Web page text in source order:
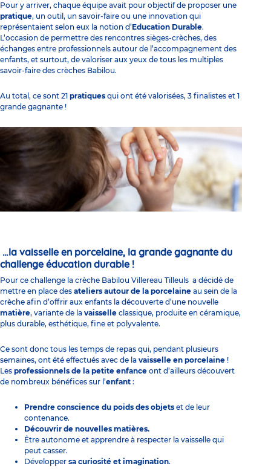
Pour y arriver, chaque équipe avait pour objectif de proposer une
pratique, un outil, un savoir-faire ou une innovation qui
représentaient selon eux la notion d’Education Durable.
L’occasion de permettre des rencontres sièges-crèches, des
échanges entre professionnels autour de l’accompagnement des
enfants, et surtout, de valoriser aux yeux de tous les multiples
savoir-faire des crèches Babilou.
Au total, ce sont 21 pratiques qui ont été valorisées, 3 finalistes et 1
grande gagnante !
…la vaisselle en porcelaine, la grande gagnante du
challenge éducation durable !
Pour ce challenge la crèche Babilou Villereau Tilleuls a décidé de
mettre en place des ateliers autour de la porcelaine au sein de la
crèche afin d’offrir aux enfants la découverte d’une nouvelle
matière, variante de la vaisselle classique, produite en céramique,
plus durable, esthétique, fine et polyvalente.
Ce sont donc tous les temps de repas qui, pendant plusieurs
semaines, ont été effectués avec de la vaisselle en porcelaine !
Les professionnels de la petite enfance ont d’ailleurs découvert
de nombreux bénéfices sur l’enfant :
Prendre conscience du poids des objets et de leur
contenance.
Découvrir de nouvelles matières.
Être autonome et apprendre à respecter la vaisselle qui
peut casser.
Développer sa curiosité et imagination.